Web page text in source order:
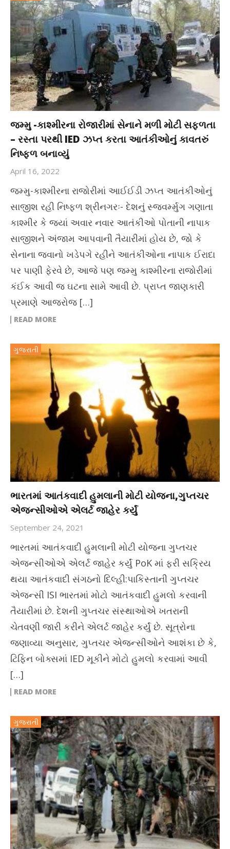
જમ્મુ -કાશ્મીરના રોજારીમાં સેનાને મળી મોટી સફળતા
– રસ્તા પરથી IED ઝપ્ત કરતા આતંકીઓનું કાવતરું
નિષ્ફળ બનાવ્યું
April 16, 2022
જમ્મુ-કાશ્મીરના રાજોરીમાં આઈઈડી ઝપ્ત આતંકીઓનું
સાજીશ રહી નિષ્ફળ શ્રીનગરઃ- દેશનું સ્જવર્મ્મુગ ગણાતા
કાશ્મીર કે જ્યાં અવાર નવાર આતંકીઓ પોતાની નાપાક
સાજીશને અંજામ આપવાની તૈયારીમાં હોય છે, જો કે
સેનાના જવાનો ખડેપગે રહીને આતંકીઓના નાપાક ઈરાદા
પર પાણી ફેરવે છે, આજે પણ જમ્મુ કાશ્મીરના રાજોરીમાં
કંઈક આવી જ ઘટના સામે આવી છે. પ્રાપ્ત જાણકારી
પ્રમાણે આજરોજ […]
READ MORE
ગુજરાતી
ભારતમાં આતંકવાદી હુમલાની મોટી યોજના,ગુપ્તચર
એજન્સીઓએ એલર્ટ જાહેર કર્યું
September 24, 2021
ભારતમાં આતંકવાદી હુમલાની મોટી યોજના ગુપ્તચર
એજન્સીઓએ એલર્ટ જાહેર કર્યું PoK માં ફરી સક્રિય
થયા આતંકવાદી સંગઠનો દિલ્હી:પાકિસ્તાની ગુપ્તચર
એજન્સી ISI ભારતમાં મોટો આતંકવાદી હુમલો કરવાની
તૈયારીમાં છે. દેશની ગુપ્તચર સંસ્થાઓએ ખતરાની
ચેતવણી જારી કરીને એલર્ટ જાહેર કર્યું છે. સૂત્રોના
જણાવ્યા અનુસાર, ગુપ્તચર એજન્સીઓને આશંકા છે કે,
ટિફિન બોક્સમાં IED મૂકીને મોટો હુમલો કરવામાં આવી
[…]
READ MORE
ગુજરાતી